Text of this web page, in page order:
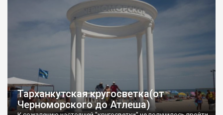
Тарханкутская кругосветка(от
Черноморского до Атлеша)